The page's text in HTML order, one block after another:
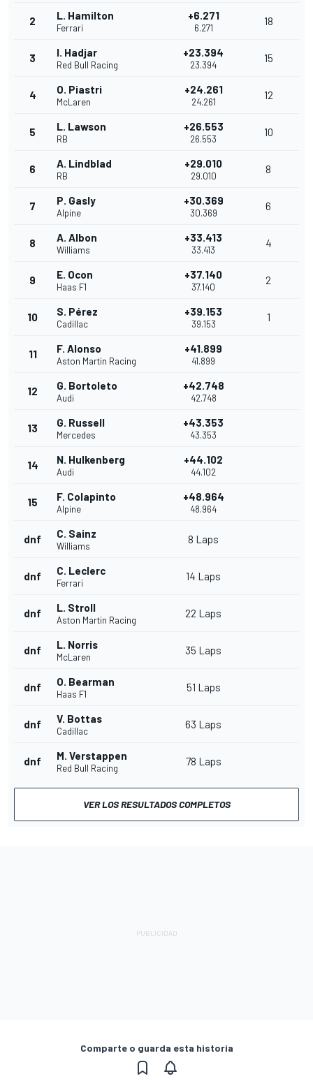
2 L. Hamilton
Ferrari
+6.271
6.271
18
3 I. Hadjar
Red Bull Racing
+23.394
23.394
15
4 O. Piastri
McLaren
+24.261
24.261
12
5 L. Lawson
RB
+26.553
26.553
10
6 A. Lindblad
RB
+29.010
29.010
8
7 P. Gasly
Alpine
+30.369
30.369
6
8 A. Albon
Williams
+33.413
33.413
4
9 E. Ocon
Haas F1
+37.140
37.140
2
10 S. Pérez
Cadillac
+39.153
39.153
1
11 F. Alonso
Aston Martin Racing
+41.899
41.899
12 G. Bortoleto
Audi
+42.748
42.748
13 G. Russell
Mercedes
+43.353
43.353
14 N. Hulkenberg
Audi
+44.102
44.102
15 F. Colapinto
Alpine
+48.964
48.964
dnf C. Sainz
Williams
8 Laps
dnf C. Leclerc
Ferrari
14 Laps
dnf L. Stroll
Aston Martin Racing
22 Laps
dnf L. Norris
McLaren
35 Laps
dnf O. Bearman
Haas F1
51 Laps
dnf V. Bottas
Cadillac
63 Laps
dnf M. Verstappen
Red Bull Racing
78 Laps
VER LOS RESULTADOS COMPLETOS
Comparte o guarda esta historia